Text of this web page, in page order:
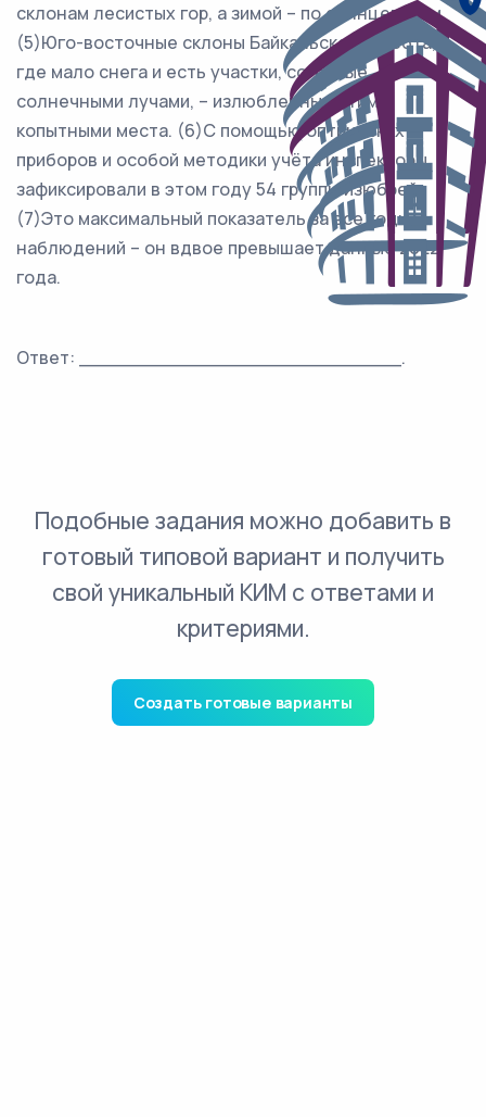
склонам лесистых гор, а зимой – по солнцепёкам.
(5)Юго-восточные склоны Байкальского хребта,
где мало снега и есть участки, согретые
солнечными лучами, – излюбленные этими
копытными места. (6)С помощью оптических
приборов и особой методики учёта инспекторы
зафиксировали в этом году 54 группы изюбрей.
(7)Это максимальный показатель за все годы
наблюдений – он вдвое превышает данные 2022
года.
Ответ: ___________________________.
Подобные задания можно добавить в
готовый типовой вариант и получить
свой уникальный КИМ с ответами и
критериями.
Создать готовые варианты